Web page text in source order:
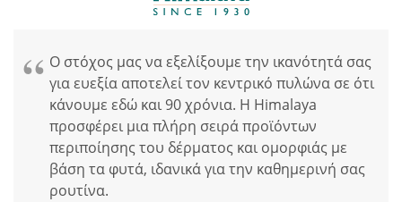
Ο στόχος μας να εξελίξουμε την ικανότητά σας
για ευεξία αποτελεί τον κεντρικό πυλώνα σε ότι
κάνουμε εδώ και 90 χρόνια. Η Himalaya
προσφέρει μια πλήρη σειρά προϊόντων
περιποίησης του δέρματος και ομορφιάς με
βάση τα φυτά, ιδανικά για την καθημερινή σας
ρουτίνα.